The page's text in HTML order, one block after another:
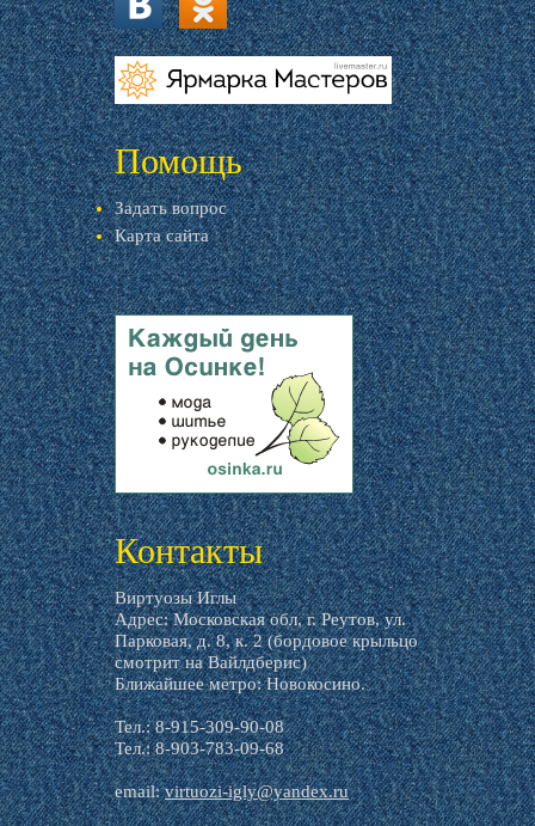
vk.com ok.ru
livemaster.ru
Помощь
Задать вопрос
Карта сайта
livemaster.ru
Контакты
Виртуозы Иглы
Адрес: Московская обл, г. Реутов, ул.
Парковая, д. 8, к. 2 (бордовое крыльцо
смотрит на Вайлдберис)
Ближайшее метро: Новокосино.
Тел.: 8-915-309-90-08
Тел.: 8-903-783-09-68
email:virtuozi-igly@yandex.ru